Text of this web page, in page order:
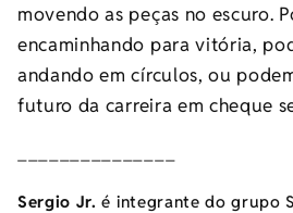
movendo as peças no escuro.
encaminhando para vitória,
andando em círculos, ou
futuro da carreira em cheque
Sergio Jr. é integrante do grupo